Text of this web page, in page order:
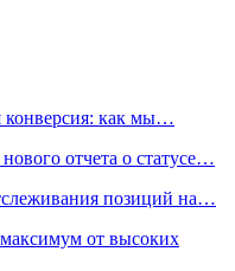
конверсия: как мы…
отчета о статусе…
позиций на…
от высоких